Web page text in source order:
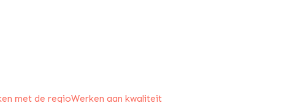
met de regioWerken aan kwaliteit